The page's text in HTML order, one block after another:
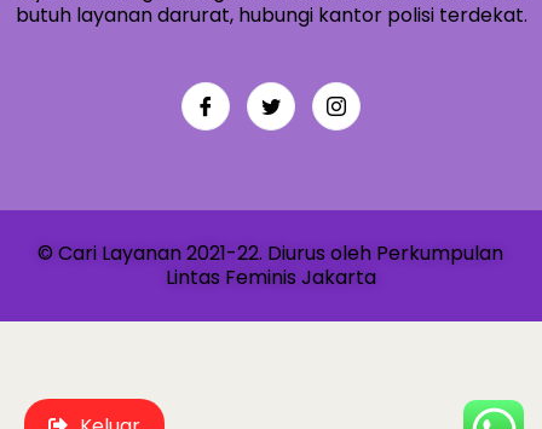
butuh layanan darurat, hubungi kantor polisi terdekat.
© Cari Layanan 2021-22. Diurus oleh Perkumpulan
Lintas Feminis Jakarta